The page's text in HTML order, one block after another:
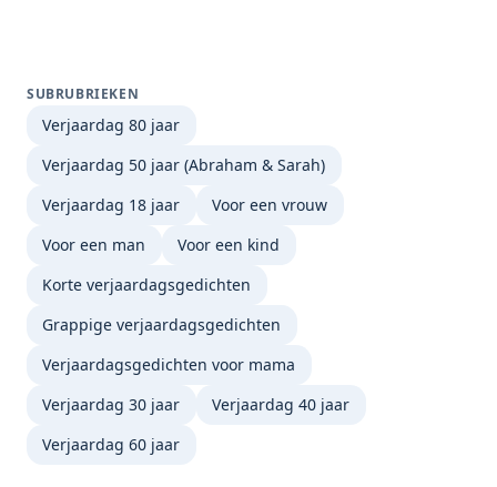
SUBRUBRIEKEN
Verjaardag 80 jaar
Verjaardag 50 jaar (Abraham & Sarah)
Verjaardag 18 jaar
Voor een vrouw
Voor een man
Voor een kind
Korte verjaardagsgedichten
Grappige verjaardagsgedichten
Verjaardagsgedichten voor mama
Verjaardag 30 jaar
Verjaardag 40 jaar
Verjaardag 60 jaar